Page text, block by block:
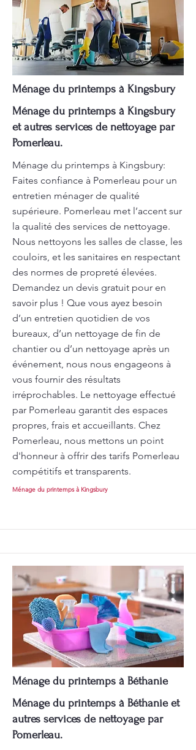
Ménage du printemps à Kingsbury
Ménage du printemps à Kingsbury
et autres services de nettoyage par
Pomerleau.
Ménage du printemps à Kingsbury:
Faites confiance à Pomerleau pour un
entretien ménager de qualité
supérieure. Pomerleau met l’accent sur
la qualité des services de nettoyage.
Nous nettoyons les salles de classe, les
couloirs, et les sanitaires en respectant
des normes de propreté élevées.
Demandez un devis gratuit pour en
savoir plus ! Que vous ayez besoin
d’un entretien quotidien de vos
bureaux, d’un nettoyage de fin de
chantier ou d’un nettoyage après un
événement, nous nous engageons à
vous fournir des résultats
irréprochables. Le nettoyage effectué
par Pomerleau garantit des espaces
propres, frais et accueillants. Chez
Pomerleau, nous mettons un point
d'honneur à offrir des tarifs Pomerleau
compétitifs et transparents.
Ménage du printemps à Kingsbury
Ménage du printemps à Béthanie
Ménage du printemps à Béthanie et
autres services de nettoyage par
Pomerleau.